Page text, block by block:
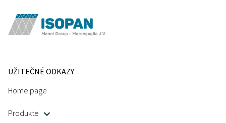
UŽITEČNÉ ODKAZY
Home page
Produkte